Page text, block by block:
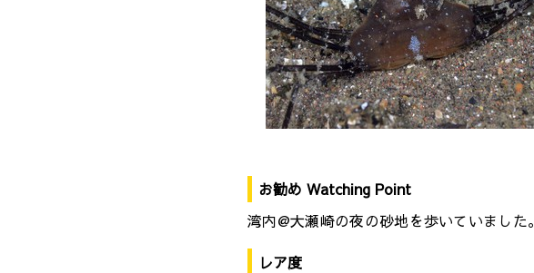
お勧め Watching Point
湾内@大瀬崎の夜の砂地を歩いていました。
レア度